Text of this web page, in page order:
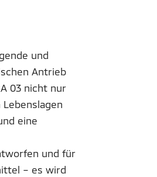
und
Antrieb
03 nicht nur
eine
und für
– es wird